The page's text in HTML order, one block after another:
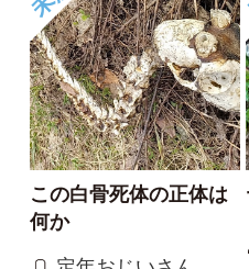
このカメの種類を教え
てください。
のぼのぼ
2020/10/13
ヤク
教え